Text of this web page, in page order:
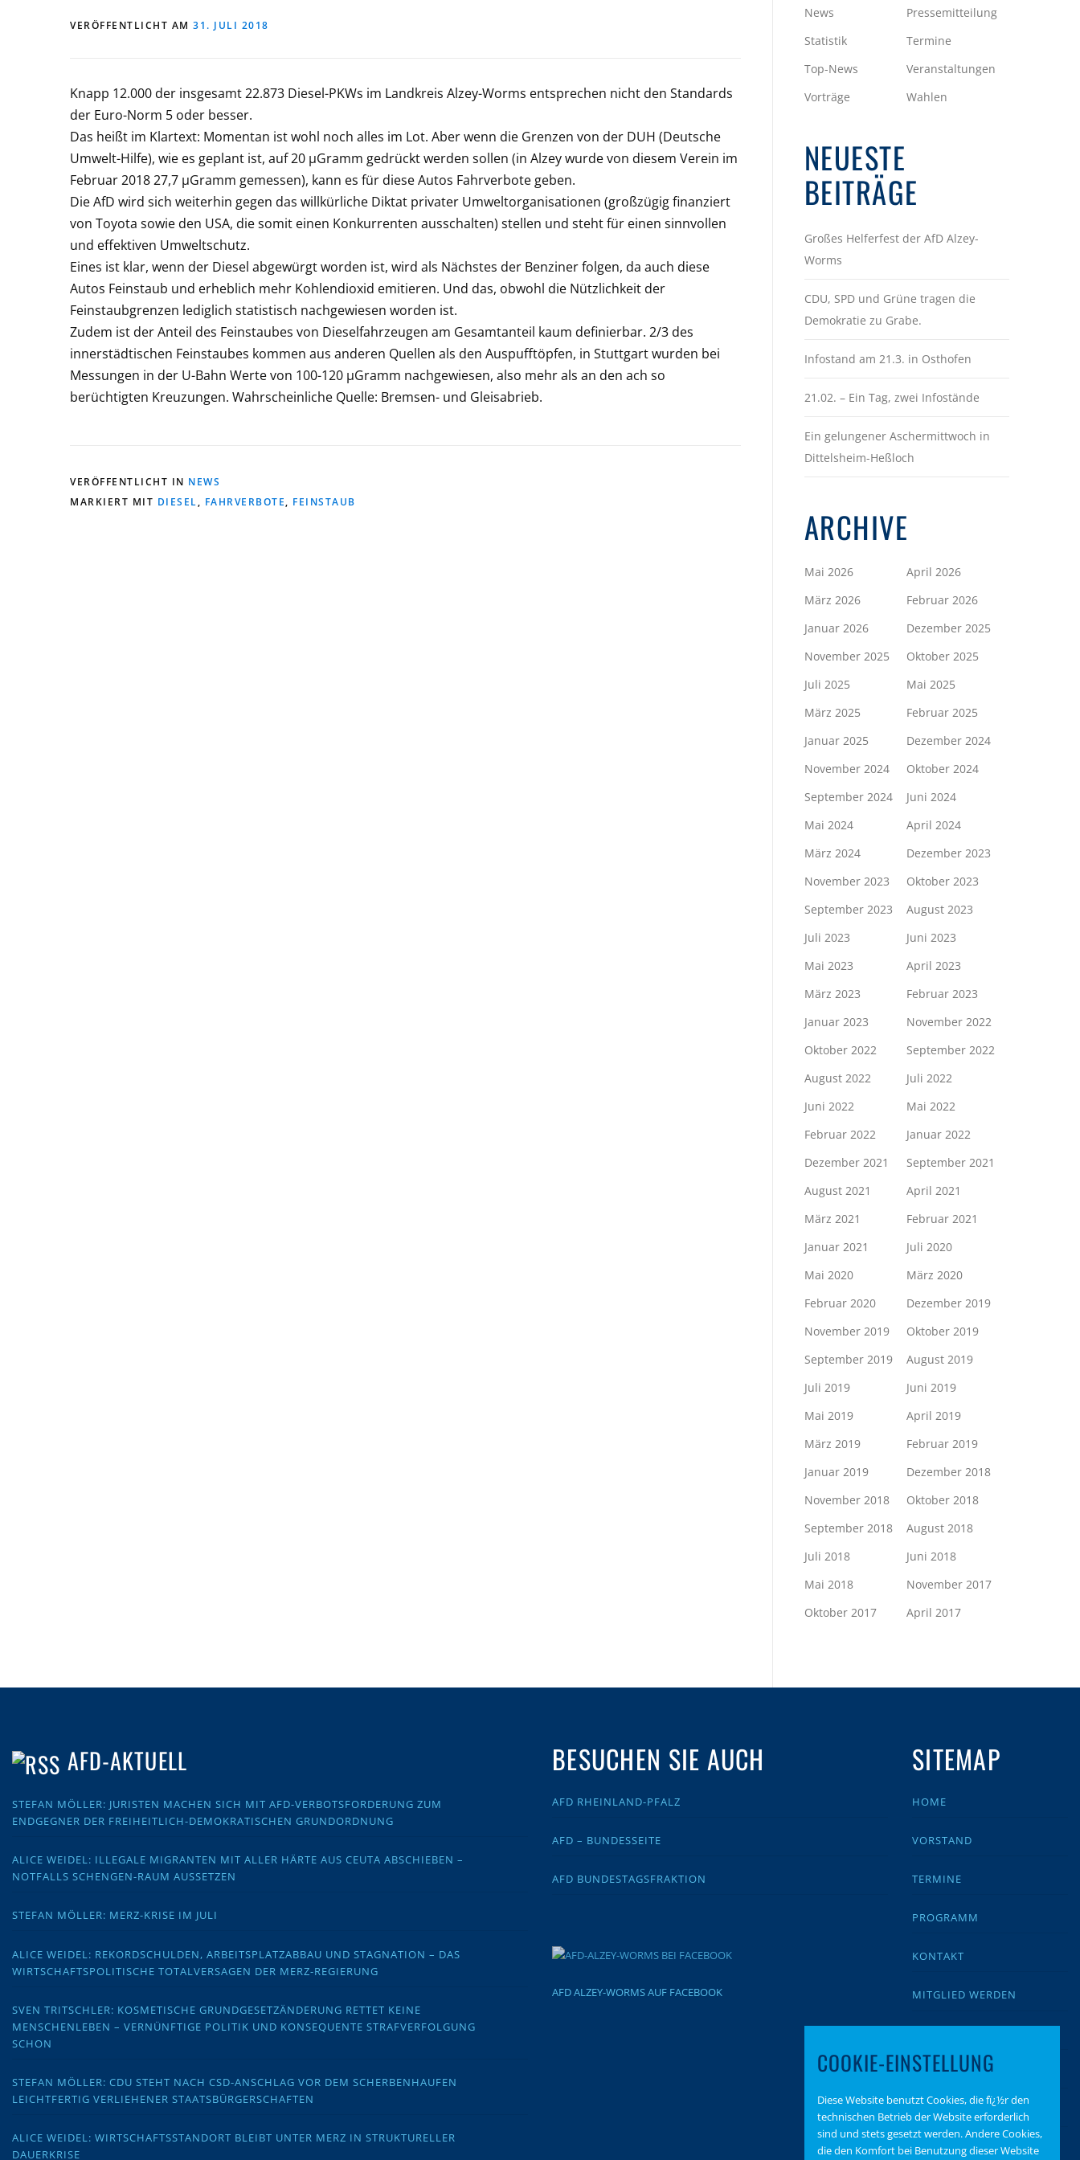
VERÖFFENTLICHT AM 31. JULI 2018
Knapp 12.000 der insgesamt 22.873 Diesel-PKWs im Landkreis Alzey-Worms entsprechen nicht den Standards
der Euro-Norm 5 oder besser.
Das heißt im Klartext: Momentan ist wohl noch alles im Lot. Aber wenn die Grenzen von der DUH (Deutsche
Umwelt-Hilfe), wie es geplant ist, auf 20 µGramm gedrückt werden sollen (in Alzey wurde von diesem Verein im
Februar 2018 27,7 µGramm gemessen), kann es für diese Autos Fahrverbote geben.
Die AfD wird sich weiterhin gegen das willkürliche Diktat privater Umweltorganisationen (großzügig finanziert
von Toyota sowie den USA, die somit einen Konkurrenten ausschalten) stellen und steht für einen sinnvollen
und effektiven Umweltschutz.
Eines ist klar, wenn der Diesel abgewürgt worden ist, wird als Nächstes der Benziner folgen, da auch diese
Autos Feinstaub und erheblich mehr Kohlendioxid emitieren. Und das, obwohl die Nützlichkeit der
Feinstaubgrenzen lediglich statistisch nachgewiesen worden ist.
Zudem ist der Anteil des Feinstaubes von Dieselfahrzeugen am Gesamtanteil kaum definierbar. 2/3 des
innerstädtischen Feinstaubes kommen aus anderen Quellen als den Auspufftöpfen, in Stuttgart wurden bei
Messungen in der U-Bahn Werte von 100-120 µGramm nachgewiesen, also mehr als an den ach so
berüchtigten Kreuzungen. Wahrscheinliche Quelle: Bremsen- und Gleisabrieb.
VERÖFFENTLICHT IN NEWS
MARKIERT MIT DIESEL, FAHRVERBOTE, FEINSTAUB
News
Pressemitteilung
Statistik
Termine
Top-News
Veranstaltungen
Vorträge
Wahlen
NEUESTE
BEITRÄGE
Großes Helferfest der AfD Alzey-
Worms
CDU, SPD und Grüne tragen die
Demokratie zu Grabe.
Infostand am 21.3. in Osthofen
21.02. – Ein Tag, zwei Infostände
Ein gelungener Aschermittwoch in
Dittelsheim-Heßloch
ARCHIVE
Mai 2026
April 2026
März 2026
Februar 2026
Januar 2026
Dezember 2025
November 2025
Oktober 2025
Juli 2025
Mai 2025
März 2025
Februar 2025
Januar 2025
Dezember 2024
November 2024
Oktober 2024
September 2024
Juni 2024
Mai 2024
April 2024
März 2024
Dezember 2023
November 2023
Oktober 2023
September 2023
August 2023
Juli 2023
Juni 2023
Mai 2023
April 2023
März 2023
Februar 2023
Januar 2023
November 2022
Oktober 2022
September 2022
August 2022
Juli 2022
Juni 2022
Mai 2022
Februar 2022
Januar 2022
Dezember 2021
September 2021
August 2021
April 2021
März 2021
Februar 2021
Januar 2021
Juli 2020
Mai 2020
März 2020
Februar 2020
Dezember 2019
November 2019
Oktober 2019
September 2019
August 2019
Juli 2019
Juni 2019
Mai 2019
April 2019
März 2019
Februar 2019
Januar 2019
Dezember 2018
November 2018
Oktober 2018
September 2018
August 2018
Juli 2018
Juni 2018
Mai 2018
November 2017
Oktober 2017
April 2017
AFD-AKTUELL
STEFAN MÖLLER: JURISTEN MACHEN SICH MIT AFD-VERBOTSFORDERUNG ZUM
ENDGEGNER DER FREIHEITLICH-DEMOKRATISCHEN GRUNDORDNUNG
ALICE WEIDEL: ILLEGALE MIGRANTEN MIT ALLER HÄRTE AUS CEUTA ABSCHIEBEN –
NOTFALLS SCHENGEN-RAUM AUSSETZEN
STEFAN MÖLLER: MERZ-KRISE IM JULI
ALICE WEIDEL: REKORDSCHULDEN, ARBEITSPLATZABBAU UND STAGNATION – DAS
WIRTSCHAFTSPOLITISCHE TOTALVERSAGEN DER MERZ-REGIERUNG
SVEN TRITSCHLER: KOSMETISCHE GRUNDGESETZÄNDERUNG RETTET KEINE
MENSCHENLEBEN – VERNÜNFTIGE POLITIK UND KONSEQUENTE STRAFVERFOLGUNG
SCHON
STEFAN MÖLLER: CDU STEHT NACH CSD-ANSCHLAG VOR DEM SCHERBENHAUFEN
LEICHTFERTIG VERLIEHENER STAATSBÜRGERSCHAFTEN
ALICE WEIDEL: WIRTSCHAFTSSTANDORT BLEIBT UNTER MERZ IN STRUKTURELLER
DAUERKRISE
BESUCHEN SIE AUCH
AFD RHEINLAND-PFALZ
AFD – BUNDESSEITE
AFD BUNDESTAGSFRAKTION
AFD ALZEY-WORMS AUF FACEBOOK
SITEMAP
HOME
VORSTAND
TERMINE
PROGRAMM
KONTAKT
MITGLIED WERDEN
DATENSCHUTZ
BEITRAGSARCHIV
SPENDEN
COOKIE-EINSTELLUNG
Diese Website benutzt Cookies, die fï¿½r den
technischen Betrieb der Website erforderlich
sind und stets gesetzt werden. Andere Cookies,
die den Komfort bei Benutzung dieser Website